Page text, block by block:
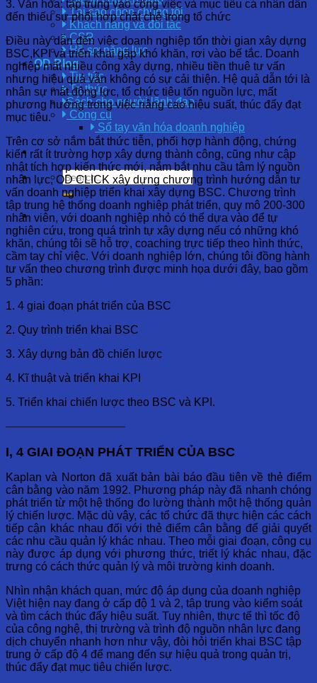
Tại sao chọn chúng tôi
Khách hàng và đối tác
CSR
Hồ sơ năng lực
OD Blog
Tin tức
Tri thức
Sách cho người lãnh đạo
Công cụ
Sổ tay văn hóa doanh nghiệp
3. Văn hóa: tập trung vào công việc và mục tiêu cá nhân dẫn
đến thiếu sự phối hợp chặt chẽ trong tổ chức
Điều này dẫn đến việc doanh nghiệp tốn thời gian xây dựng
BSC,KPI và triển khai gặp khó khăn, rơi vào bế tắc. Doanh
nghiệp mất nhiều công xây dựng, nhiều tiền thuê tư vấn
nhưng hiệu quả vẫn không có sự cải thiện. Hệ quả dẫn tới là
nhân sự mất động lực, tổ chức tiêu tốn nguồn lực, mất
phương hướng trong việc nâng cao hiệu suất, thúc đẩy đạt
mục tiêu.
Trên cơ sở nắm bắt thức tiễn, phối hợp hành động, chứng
kiến rất ít trường hợp xây dựng thành công, cũng như cập
nhật tích hợp kiến thức mới, nắm bắt nhu cầu tâm lý nguồn
nhân lực, OD CLICK xây dựng chương trình hướng dẫn tư
vấn doanh nghiệp triển khai xây dựng BSC. Chương trình
tập trung hệ thống doanh nghiệp phát triển, quy mô 200-300
nhân viên, với doanh nghiệp nhỏ có thể dựa vào để tự
nghiên cứu, trong quá trình tự xây dựng nếu có những khó
khăn, chúng tôi sẽ hỗ trợ, coaching trực tiếp theo hình thức,
cầm tay chỉ việc. Với doanh nghiệp lớn, chúng tôi đồng hành
tư vấn theo chương trình được minh họa dưới đây, bao gồm
5 phần:
1. 4 giai đoạn phát triển của BSC
2. Quy trình triển khai BSC
3. Xây dựng bản đồ chiến lược
4. Kĩ thuật và triển khai KPI
5. Triển khai chiến lược theo BSC và KPI.
——————————–
I, 4 GIAI ĐOẠN PHÁT TRIỂN CỦA BSC
Kaplan và Norton đã xuất bản bài báo đầu tiên về thẻ điểm
cân bằng vào năm 1992. Phương pháp này đã nhanh chóng
phát triển từ một hệ thống đo lường thành một hệ thống quản
lý chiến lược. Mặc dù vậy, các tổ chức đã thực hiện các cách
tiếp cận khác nhau đối với thẻ điểm cân bằng để giải quyết
các nhu cầu quản lý khác nhau. Theo mỗi giai đoạn, công cụ
này được áp dụng với phương thức, triết lý khác nhau, đặc
trưng có cách thức quản lý và môi trường kinh doanh.
Nhìn nhận khách quan, mức độ áp dụng của doanh nghiệp
Việt hiện nay đang ở cấp độ 1 và 2, tập trung vào kiểm soát
và tìm cách thúc đẩy hiệu suất. Tuy nhiên, thực tế thì tốc độ
của công nghệ, thị trường và trình độ nguồn nhân lực đang
dịch chuyển nhanh hơn như vậy, đòi hỏi triển khai BSC tập
trung ở cấp độ 4 để mang đến sự hiệu quả trong quản trị,
thúc đẩy đạt mục tiêu chiến lược.